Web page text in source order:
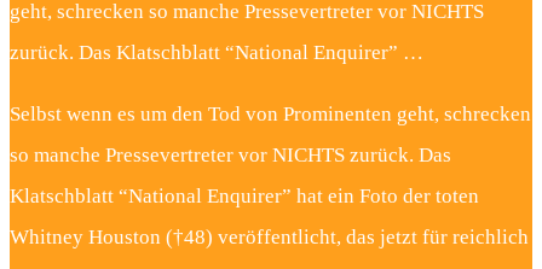
geht, schrecken so manche Pressevertreter vor NICHTS
zurück. Das Klatschblatt “National Enquirer” …
Selbst wenn es um den Tod von Prominenten geht, schrecken
so manche Pressevertreter vor NICHTS zurück. Das
Klatschblatt “National Enquirer” hat ein Foto der toten
Whitney Houston (†48) veröffentlicht, das jetzt für reichlich